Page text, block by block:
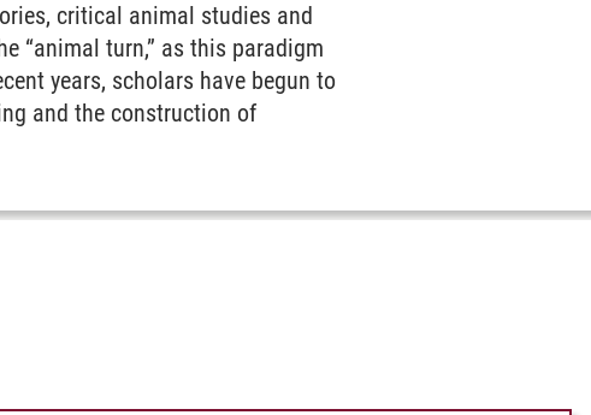
critical animal studies and
“animal turn,” as this paradigm
years, scholars have begun to
and the construction of